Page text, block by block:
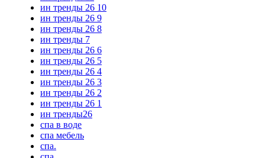
ин тренды 26 10
ин тренды 26 9
ин тренды 26 8
ин тренды 7
ин тренды 26 6
ин тренды 26 5
ин тренды 26 4
ин тренды 26 3
ин тренды 26 2
ин тренды 26 1
ин тренды26
спа в воде
спа мебель
спа.